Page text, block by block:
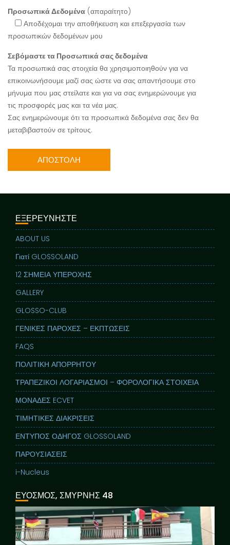
Προσωπικά Δεδομένα (απαραίτητο)
Αποδέχομαι την αποθήκευση και επεξεργασία των
προσωπικών δεδομένων μου
Σεβόμαστε τα Προσωπικά σας δεδομένα
Τα προσωπικά σας στοιχεία θα χρησιμοποιηθούν για να
επικοινωνήσουμε μαζί σας ώστε να σας απαντήσουμε στο
μήνυμα που μας στείλατε και για να σας ενημερώνουμε για
τις προσφορές μας και τα νέα μας.
Σας ενημερώνουμε ότι τα προσωπικά δεδομένα σας δεν θα
μεταβιβαστούν σε τρίτους.
ΕΞΕΡΕΥΝΗΣΤΕ
ABOUT US
Γιατί GLOSSOLAND
12 ΣΗΜΕΙΑ ΥΠΕΡΟΧΗΣ
GALLERY
GLOSSO-CLUB
ΓΕΝΙΚΕΣ ΠΑΡΟΧΕΣ – ΕΚΠΤΩΣΕΙΣ
FAQS
ΠΟΛΙΤΙΚΗ ΑΠΟΡΡΗΤΟΥ
ΤΡΑΠΕΖΙΚΟΙ ΛΟΓΑΡΙΑΣΜΟΙ – ΦΟΡΟΛΟΓΙΚΑ ΣΤΟΙΧΕΙΑ
ΜΟΝΑΔΕΣ ECVET
ΤΙΜΗΤΙΚΕΣ ΔΙΑΚΡΙΣΕΙΣ
ΕΝΤΥΠΟΣ ΟΔΗΓΟΣ GLOSSOLAND
ΠΑΡΟΥΣΙΑΣΕΙΣ
i-Nucleus
ΕΥΟΣΜΟΣ, ΣΜΥΡΝΗΣ 48